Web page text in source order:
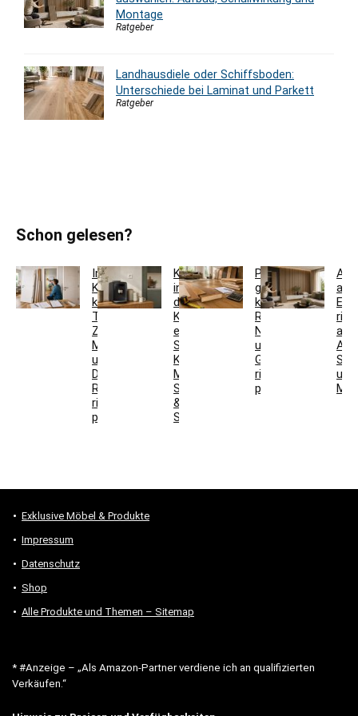
Montage
Ratgeber
Landhausdiele oder Schiffsboden:
Unterschiede bei Laminat und Parkett
Ratgeber
Schon gelesen?
Innentür-
Komplettset
kaufen:
Türblatt,
Zarge,
Maße
und
DIN-
Richtung
richtig
prüfen
Kaffeestation
in
der
Küche
einrichten:
Sideboard,
Kaffeeschrank,
Maße,
Steckdosen
&
Stauraum
Parkett
günstig
kaufen:
Restposten,
Nutzschicht
und
Gesamtkosten
richtig
prüfen
aus
und
Exklusive Möbel & Produkte
Impressum
Datenschutz
Shop
Alle Produkte und Themen – Sitemap
* #Anzeige – „Als Amazon-Partner verdiene ich an qualifizierten
Verkäufen.“